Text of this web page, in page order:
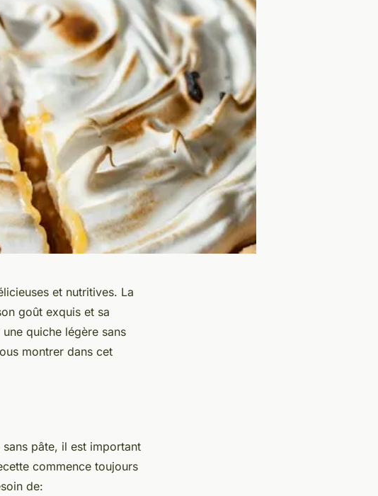
et nutritives. La
goût exquis et sa
quiche légère sans
montrer dans cet
pâte, il est important
commence toujours
de: